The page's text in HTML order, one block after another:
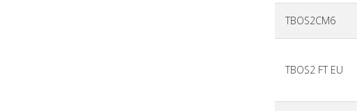
TBOS2CM6
TBOS2 FT EU